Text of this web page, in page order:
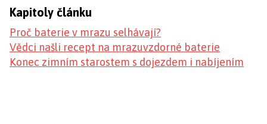
Kapitoly článku
Proč baterie v mrazu selhávají?
Vědci našli recept na mrazuvzdorné baterie
Konec zimním starostem s dojezdem i nabíjením